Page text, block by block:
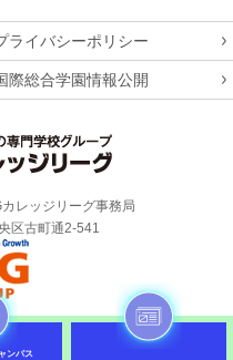
ンパス
ライバシーポリシー
際総合学園情報公開
レッジリーグ事務局
区古町通2-541
LEAGUE. All Rights Reserved.